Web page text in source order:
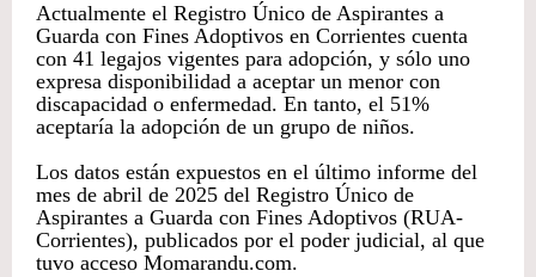
Actualmente el Registro Único de Aspirantes a
Guarda con Fines Adoptivos en Corrientes cuenta
con 41 legajos vigentes para adopción, y sólo uno
expresa disponibilidad a aceptar un menor con
discapacidad o enfermedad. En tanto, el 51%
aceptaría la adopción de un grupo de niños.
Los datos están expuestos en el último informe del
mes de abril de 2025 del Registro Único de
Aspirantes a Guarda con Fines Adoptivos (RUA-
Corrientes), publicados por el poder judicial, al que
tuvo acceso Momarandu.com.